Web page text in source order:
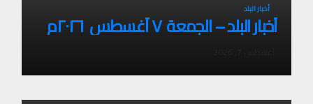
أخبار البلد
أخبار البلد – الجمعة ٧ أغسطس ٢٠٢٦م